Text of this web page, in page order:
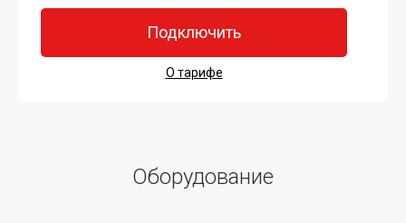
Подключить
О тарифе
Оборудование